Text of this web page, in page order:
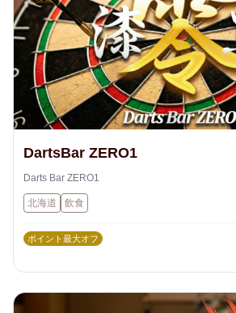
DartsBar ZERO1
Darts Bar ZERO1
北海道 飲食
ポイント最大オフ